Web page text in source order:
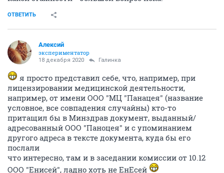
ОТВЕТИТЬ
Алексий
экспериментатор
18 декабря 2020 Галинка
я просто представил себе, что, например, при
лицензировании медицинской деятельности,
например, от имени ООО "МЦ "Панацея" (название
условное, все совпадения случайны) кто-то
притащил бы в Минздрав документ, выданный/
адресованный ООО "Паноцея" и с упоминанием
другого адреса в тексте документа, куда бы его
послали
что интересно, там и в заседании комиссии от 10.12
ООО "Енисей", ладно хоть не ЕнЕсей